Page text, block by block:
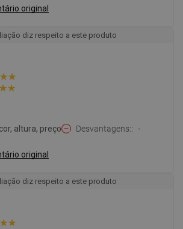
original
diz respeito a este produto
cor, altura, preço Desvantagens: -
original
diz respeito a este produto